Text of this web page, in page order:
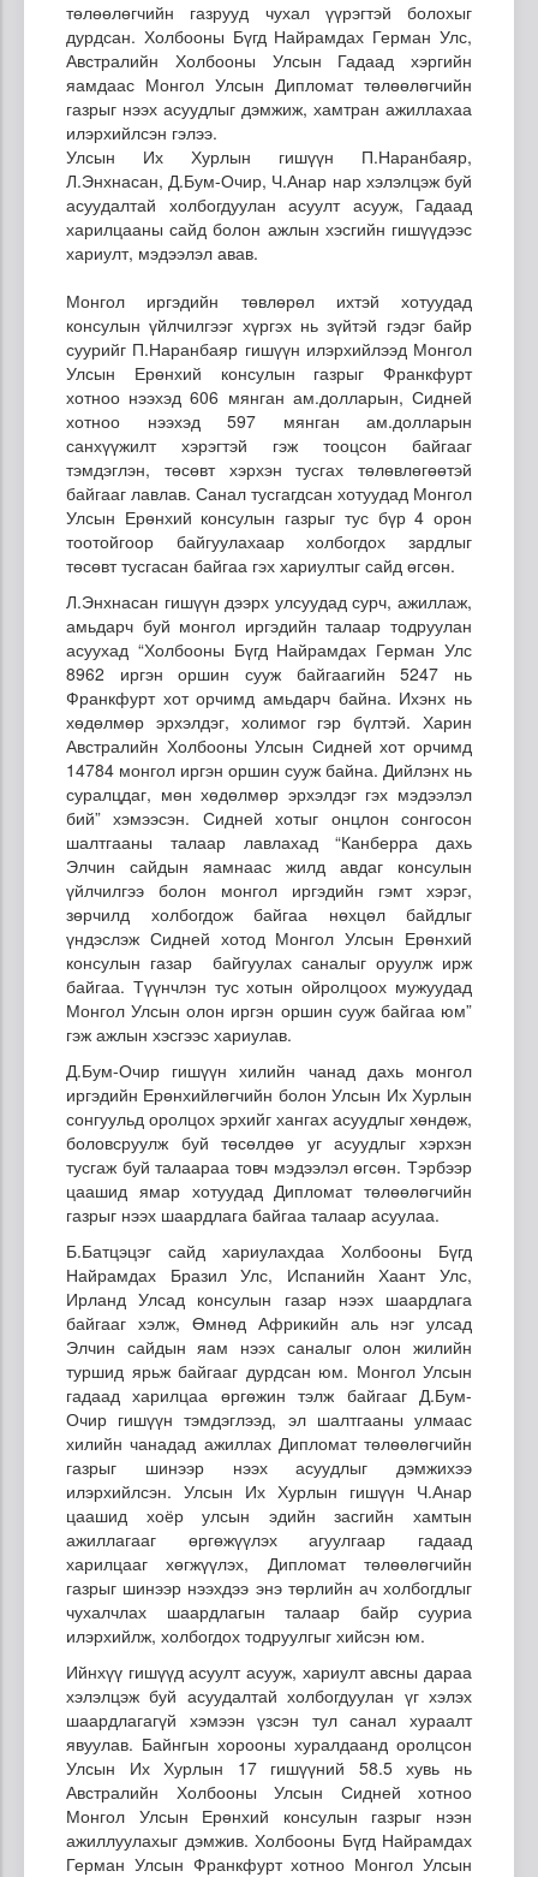
төлөөлөгчийн газрууд чухал үүрэгтэй болохыг
дурдсан. Холбооны Бүгд Найрамдах Герман Улс,
Австралийн Холбооны Улсын Гадаад хэргийн
яамдаас Монгол Улсын Дипломат төлөөлөгчийн
газрыг нээх асуудлыг дэмжиж, хамтран ажиллахаа
илэрхийлсэн гэлээ.
Улсын Их Хурлын гишүүн П.Наранбаяр,
Л.Энхнасан, Д.Бум-Очир, Ч.Анар нар хэлэлцэж буй
асуудалтай холбогдуулан асуулт асууж, Гадаад
харилцааны сайд болон ажлын хэсгийн гишүүдээс
хариулт, мэдээлэл авав.
Монгол иргэдийн төвлөрөл ихтэй хотуудад
консулын үйлчилгээг хүргэх нь зүйтэй гэдэг байр
суурийг П.Наранбаяр гишүүн илэрхийлээд Монгол
Улсын Ерөнхий консулын газрыг Франкфурт
хотноо нээхэд 606 мянган ам.долларын, Сидней
хотноо нээхэд 597 мянган ам.долларын
санхүүжилт хэрэгтэй гэж тооцсон байгааг
тэмдэглэн, төсөвт хэрхэн тусгах төлөвлөгөөтэй
байгааг лавлав. Санал тусгагдсан хотуудад Монгол
Улсын Ерөнхий консулын газрыг тус бүр 4 орон
тоотойгоор байгуулахаар холбогдох зардлыг
төсөвт тусгасан байгаа гэх хариултыг сайд өгсөн.
Л.Энхнасан гишүүн дээрх улсуудад сурч, ажиллаж,
амьдарч буй монгол иргэдийн талаар тодруулан
асуухад “Холбооны Бүгд Найрамдах Герман Улс
8962 иргэн оршин сууж байгаагийн 5247 нь
Франкфурт хот орчимд амьдарч байна. Ихэнх нь
хөдөлмөр эрхэлдэг, холимог гэр бүлтэй. Харин
Австралийн Холбооны Улсын Сидней хот орчимд
14784 монгол иргэн оршин сууж байна. Дийлэнх нь
суралцдаг, мөн хөдөлмөр эрхэлдэг гэх мэдээлэл
бий” хэмээсэн. Сидней хотыг онцлон сонгосон
шалтгааны талаар лавлахад “Канберра дахь
Элчин сайдын яамнаас жилд авдаг консулын
үйлчилгээ болон монгол иргэдийн гэмт хэрэг,
зөрчилд холбогдож байгаа нөхцөл байдлыг
үндэслэж Сидней хотод Монгол Улсын Ерөнхий
консулын газар байгуулах саналыг оруулж ирж
байгаа. Түүнчлэн тус хотын ойролцоох мужуудад
Монгол Улсын олон иргэн оршин сууж байгаа юм”
гэж ажлын хэсгээс хариулав.
Д.Бум-Очир гишүүн хилийн чанад дахь монгол
иргэдийн Ерөнхийлөгчийн болон Улсын Их Хурлын
сонгуульд оролцох эрхийг хангах асуудлыг хөндөж,
боловсруулж буй төсөлдөө уг асуудлыг хэрхэн
тусгаж буй талаараа товч мэдээлэл өгсөн. Тэрбээр
цаашид ямар хотуудад Дипломат төлөөлөгчийн
газрыг нээх шаардлага байгаа талаар асуулаа.
Б.Батцэцэг сайд хариулахдаа Холбооны Бүгд
Найрамдах Бразил Улс, Испанийн Хаант Улс,
Ирланд Улсад консулын газар нээх шаардлага
байгааг хэлж, Өмнөд Африкийн аль нэг улсад
Элчин сайдын яам нээх саналыг олон жилийн
туршид ярьж байгааг дурдсан юм. Монгол Улсын
гадаад харилцаа өргөжин тэлж байгааг Д.Бум-
Очир гишүүн тэмдэглээд, эл шалтгааны улмаас
хилийн чанадад ажиллах Дипломат төлөөлөгчийн
газрыг шинээр нээх асуудлыг дэмжихээ
илэрхийлсэн. Улсын Их Хурлын гишүүн Ч.Анар
цаашид хоёр улсын эдийн засгийн хамтын
ажиллагааг өргөжүүлэх агуулгаар гадаад
харилцааг хөгжүүлэх, Дипломат төлөөлөгчийн
газрыг шинээр нээхдээ энэ төрлийн ач холбогдлыг
чухалчлах шаардлагын талаар байр сууриа
илэрхийлж, холбогдох тодруулгыг хийсэн юм.
Ийнхүү гишүүд асуулт асууж, хариулт авсны дараа
хэлэлцэж буй асуудалтай холбогдуулан үг хэлэх
шаардлагагүй хэмээн үзсэн тул санал хураалт
явуулав. Байнгын хорооны хуралдаанд оролцсон
Улсын Их Хурлын 17 гишүүний 58.5 хувь нь
Австралийн Холбооны Улсын Сидней хотноо
Монгол Улсын Ерөнхий консулын газрыг нээн
ажиллуулахыг дэмжив. Холбооны Бүгд Найрамдах
Герман Улсын Франкфурт хотноо Монгол Улсын